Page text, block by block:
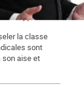
appareils !
la classe
sont
son aise et